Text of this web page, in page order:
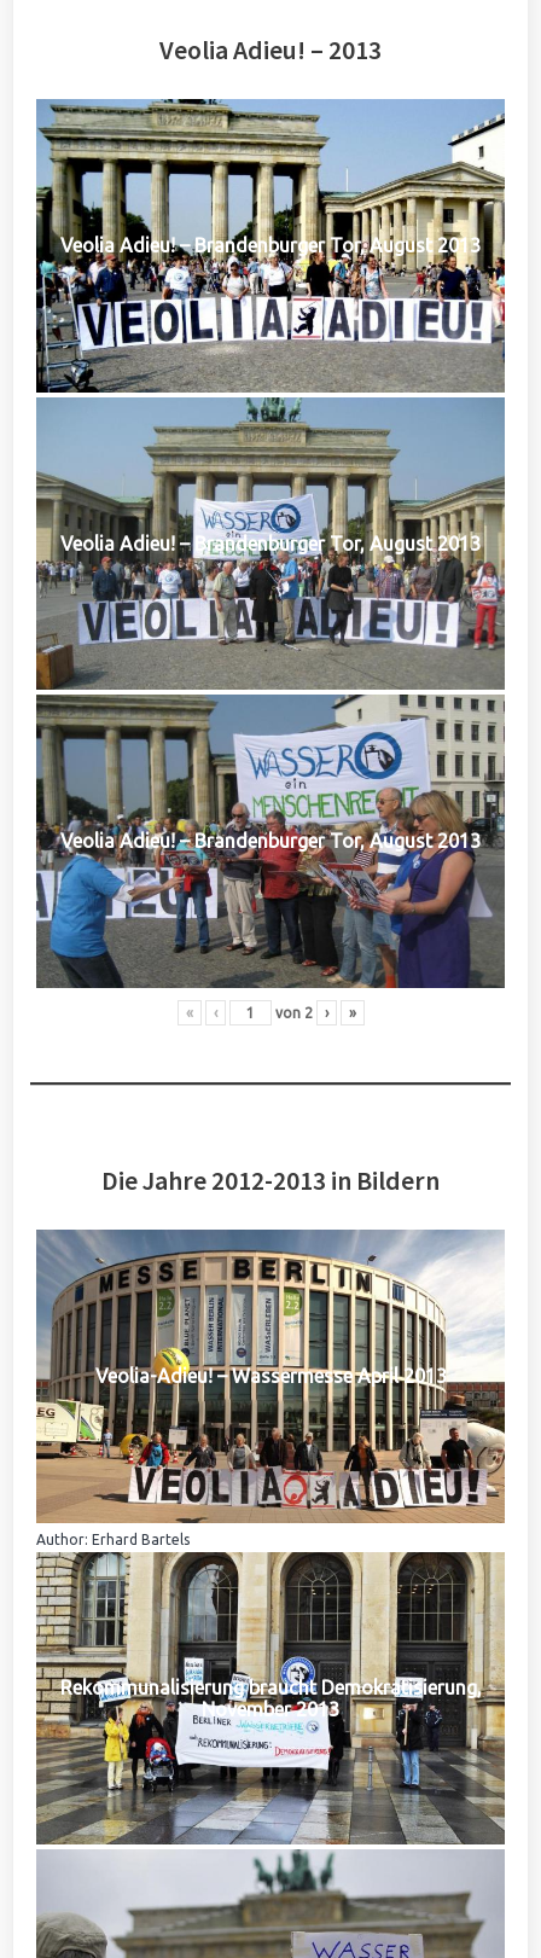
Veolia Adieu! – 2013
Veolia Adieu! – Brandenburger Tor, August 2013
Veolia Adieu! – Brandenburger Tor, August 2013
Veolia Adieu! – Brandenburger Tor, August 2013
« ‹ von 2 › »
Die Jahre 2012-2013 in Bildern
Veolia-Adieu! – Wassermesse April 2013
Author: Erhard Bartels
Rekommunalisierung braucht Demokratisierung,
November 2013